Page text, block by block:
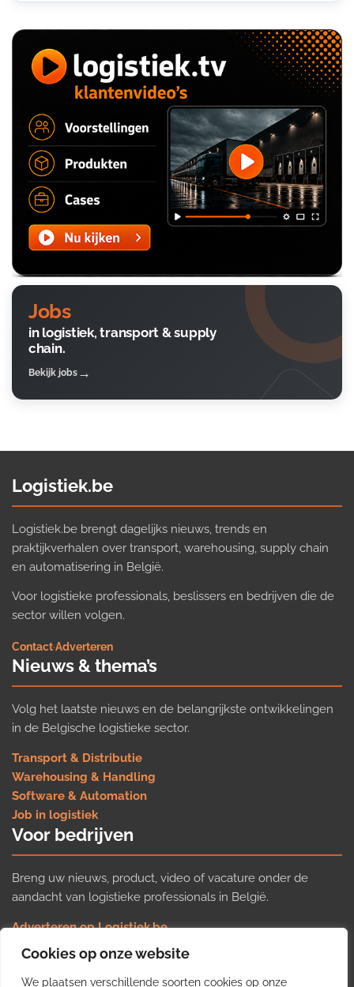
Cookies op onze website
We plaatsen verschillende soorten cookies op onze
Jobs
in logistiek, transport & supply
chain.
Bekijk jobs
Logistiek.be
Logistiek.be brengt dagelijks nieuws, trends en
praktijkverhalen over transport, warehousing, supply chain
en automatisering in België.
Voor logistieke professionals, beslissers en bedrijven die de
sector willen volgen.
Contact·Adverteren
Nieuws & thema’s
Volg het laatste nieuws en de belangrijkste ontwikkelingen
in de Belgische logistieke sector.
Transport & Distributie
Warehousing & Handling
Software & Automation
Job in logistiek
Voor bedrijven
Breng uw nieuws, product, video of vacature onder de
aandacht van logistieke professionals in België.
Adverteren op Logistiek.be
Nieuws insturen
Uw video op Logistiek.TV
Job plaatsen